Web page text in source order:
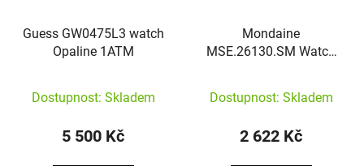
Guess GW0475L3 watch
Opaline 1ATM
Dostupnost: Skladem
5 500 Kč
Mondaine
MSE.26130.SM Watch
Dostupnost: Skladem
2 622 Kč